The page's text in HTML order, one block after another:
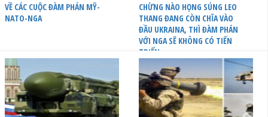
VỀ CÁC CUỘC ĐÀM PHÁN MỸ-
NATO-NGA
CHỪNG NÀO HỌNG SÚNG LEO
THANG ĐANG CÒN CHĨA VÀO
ĐẦU UKRAINA, THÌ ĐÀM PHÁN
VỚI NGA SẼ KHÔNG CÓ TIẾN
TRIỂN